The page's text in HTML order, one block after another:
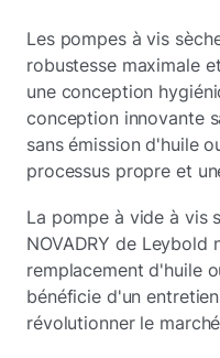
Les pompes à vis
robustesse maximale
une conception
conception innovante
sans émission d'huile
processus propre et
La pompe à vide à vis
NOVADRY de Leybold
remplacement d'huile
bénéficie d'un
révolutionner le